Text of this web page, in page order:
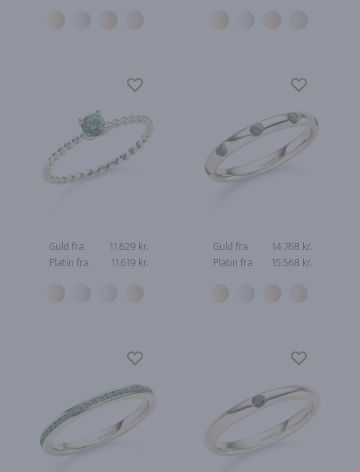
Guld fra
11.629 kr.
Platin fra
11.619 kr.
Guld fra
14.768 kr.
Platin fra
15.568 kr.